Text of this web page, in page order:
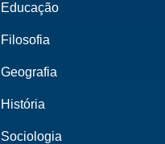
Educação
Filosofia
Geografia
História
Sociologia